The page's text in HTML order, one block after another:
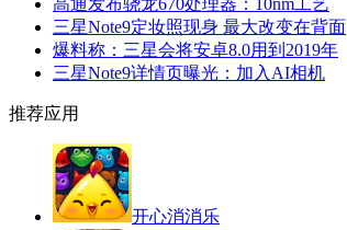
高通发布骁龙670处理器：10nm工艺
三星Note9定妆照现身 最大改变在背面
爆料称：三星会将安卓8.0用到2019年
三星Note9详情页曝光：加入AI相机
推荐应用
开心消消乐